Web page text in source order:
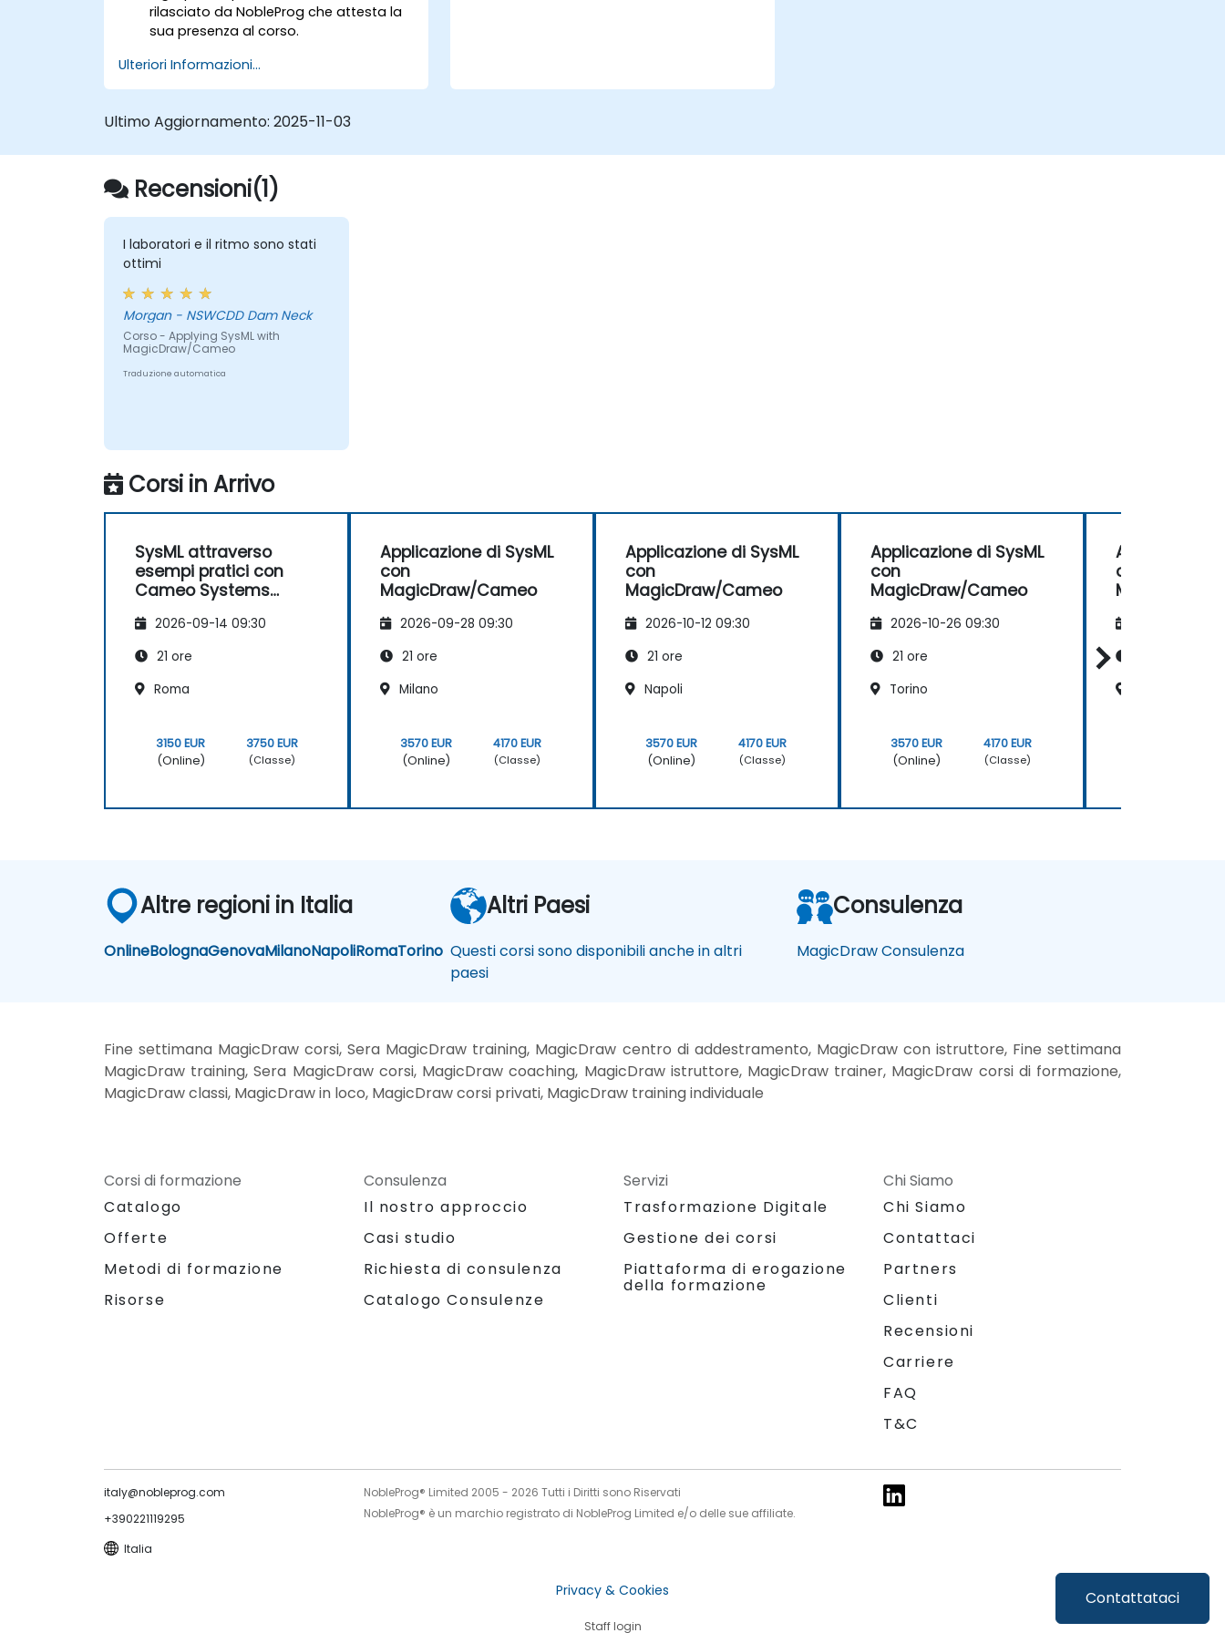
Contattataci
rilasciato da NobleProg che attesta la
sua presenza al corso.
Ulteriori Informazioni...
Ultimo Aggiornamento: 2025-11-03
Recensioni(1)
I laboratori e il ritmo sono stati
ottimi
Morgan - NSWCDD Dam Neck
Corso - Applying SysML with
MagicDraw/Cameo
Traduzione automatica
Corsi in Arrivo
SysML attraverso
esempi pratici con
Cameo Systems
2026-09-14 09:30
21 ore
Roma
3150 EUR
(Online)
3750 EUR
(Classe)
Applicazione di SysML
con
MagicDraw/Cameo
2026-09-28 09:30
21 ore
Milano
3570 EUR
(Online)
4170 EUR
(Classe)
Applicazione di SysML
con
MagicDraw/Cameo
2026-10-12 09:30
21 ore
Napoli
3570 EUR
(Online)
4170 EUR
(Classe)
Applicazione di SysML
con
MagicDraw/Cameo
2026-10-26 09:30
21 ore
Torino
3570 EUR
(Online)
4170 EUR
(Classe)
Applicazione
con
MagicDraw/
Altre regioni in Italia
OnlineBolognaGenovaMilanoNapoliRomaTorino
Altri Paesi
Questi corsi sono disponibili anche in altri
paesi
Consulenza
MagicDraw Consulenza
Fine settimana MagicDraw corsi, Sera MagicDraw training, MagicDraw centro di addestramento, MagicDraw con istruttore, Fine settimana
MagicDraw training, Sera MagicDraw corsi, MagicDraw coaching, MagicDraw istruttore, MagicDraw trainer, MagicDraw corsi di formazione,
MagicDraw classi, MagicDraw in loco, MagicDraw corsi privati, MagicDraw training individuale
Corsi di formazione
Catalogo
Offerte
Metodi di formazione
Risorse
Consulenza
Il nostro approccio
Casi studio
Richiesta di consulenza
Catalogo Consulenze
Servizi
Trasformazione Digitale
Gestione dei corsi
Piattaforma di erogazione
della formazione
Chi Siamo
Chi Siamo
Contattaci
Partners
Clienti
Recensioni
Carriere
FAQ
T&C
italy@nobleprog.com
+390221119295
Italia
NobleProg® Limited 2005 - 2026 Tutti i Diritti sono Riservati
NobleProg® è un marchio registrato di NobleProg Limited e/o delle sue affiliate.
Privacy & Cookies
Staff login